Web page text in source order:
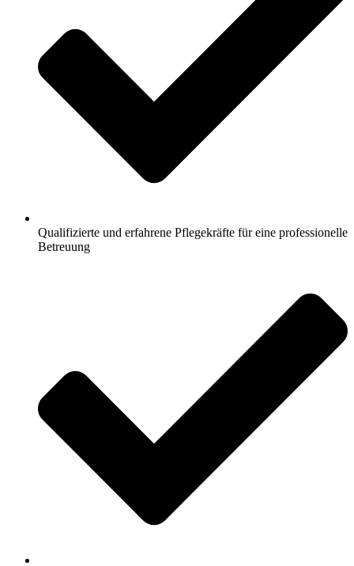
Qualifizierte und erfahrene Pflegekräfte für eine professionelle
Betreuung